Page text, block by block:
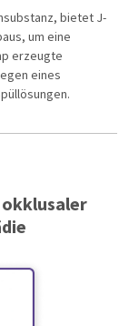
bietet J-
um eine
erzeugte
eines